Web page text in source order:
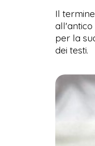
Il
all'antico
per la
dei testi.